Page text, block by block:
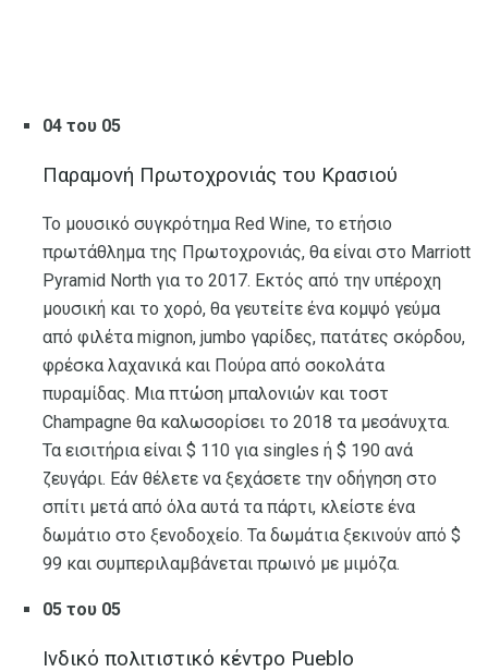
04 του 05
Παραμονή Πρωτοχρονιάς του Κρασιού
Το μουσικό συγκρότημα Red Wine, το ετήσιο
πρωτάθλημα της Πρωτοχρονιάς, θα είναι στο Marriott
Pyramid North για το 2017. Εκτός από την υπέροχη
μουσική και το χορό, θα γευτείτε ένα κομψό γεύμα
από φιλέτα mignon, jumbo γαρίδες, πατάτες σκόρδου,
φρέσκα λαχανικά και Πούρα από σοκολάτα
πυραμίδας. Μια πτώση μπαλονιών και τοστ
Champagne θα καλωσορίσει το 2018 τα μεσάνυχτα.
Τα εισιτήρια είναι $ 110 για singles ή $ 190 ανά
ζευγάρι. Εάν θέλετε να ξεχάσετε την οδήγηση στο
σπίτι μετά από όλα αυτά τα πάρτι, κλείστε ένα
δωμάτιο στο ξενοδοχείο. Τα δωμάτια ξεκινούν από $
99 και συμπεριλαμβάνεται πρωινό με μιμόζα.
05 του 05
Ινδικό πολιτιστικό κέντρο Pueblo